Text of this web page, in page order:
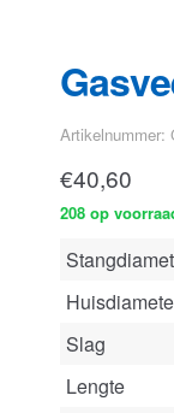
Artikelnummer:
€40,60
208 op
Slag
Lengte